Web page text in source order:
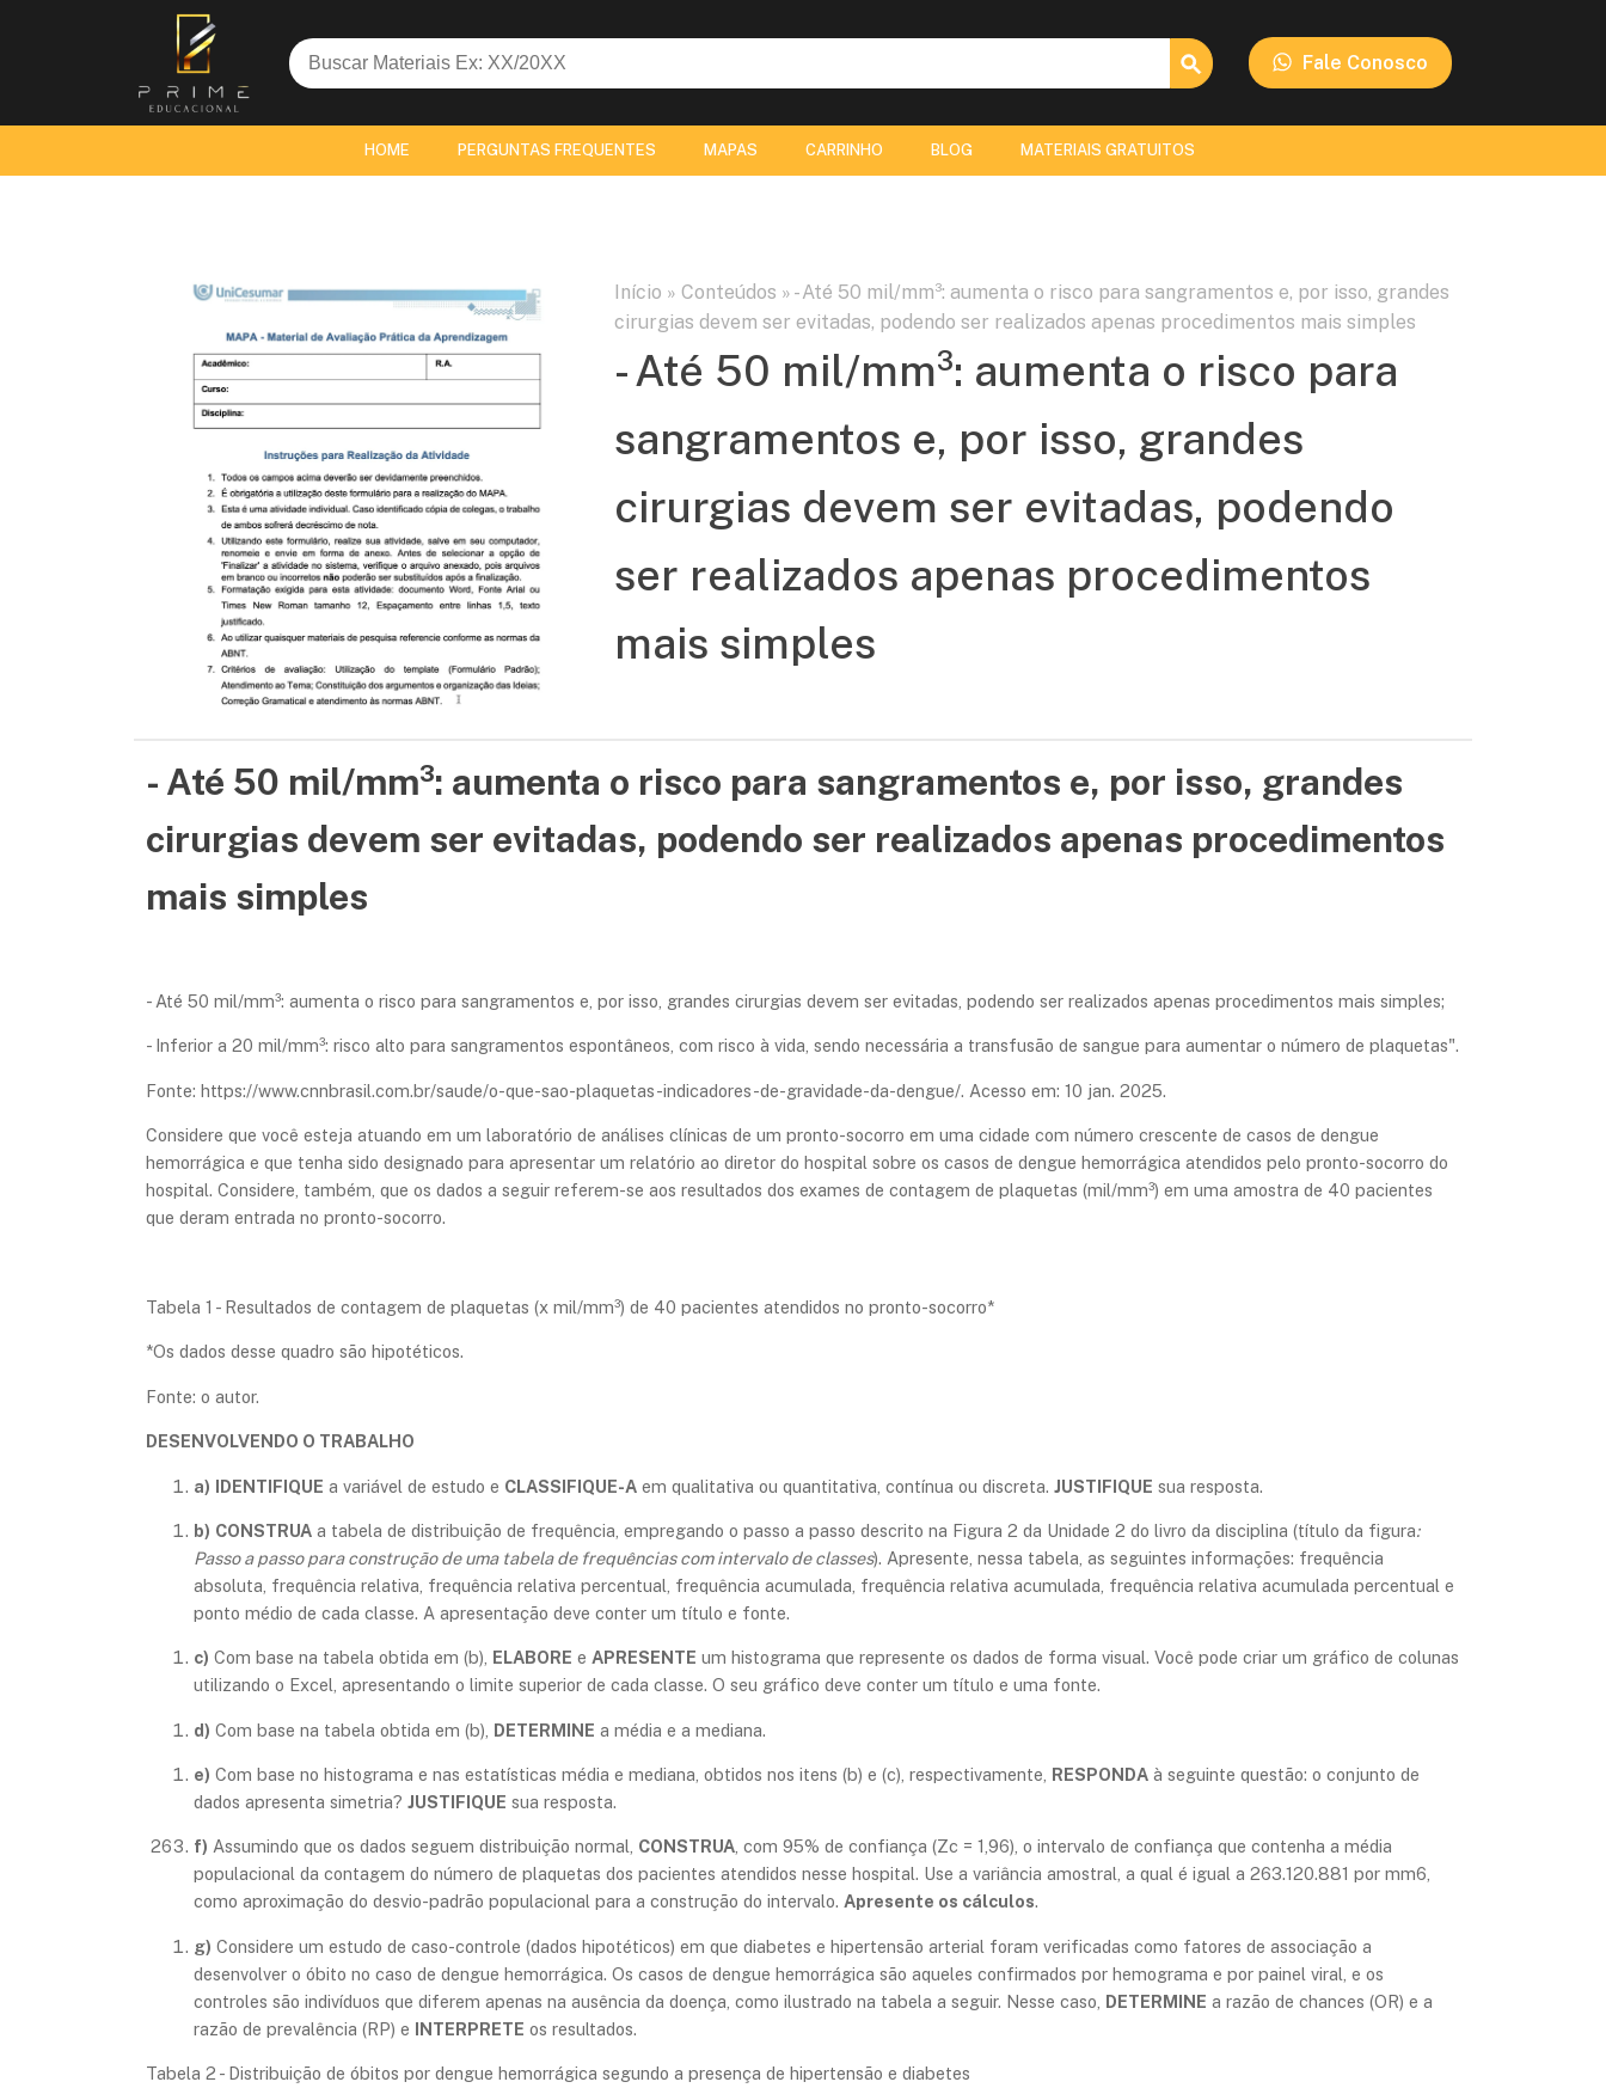
Search
for:
Search Button
Fale Conosco
HOME PERGUNTAS FREQUENTES MAPAS CARRINHO BLOG MATERIAIS GRATUITOS
Início » Conteúdos » - Até 50 mil/mm³: aumenta o risco para sangramentos e, por isso, grandes
cirurgias devem ser evitadas, podendo ser realizados apenas procedimentos mais simples
- Até 50 mil/mm³: aumenta o risco para
sangramentos e, por isso, grandes
cirurgias devem ser evitadas, podendo
ser realizados apenas procedimentos
mais simples
- Até 50 mil/mm³: aumenta o risco para sangramentos e, por isso, grandes
cirurgias devem ser evitadas, podendo ser realizados apenas procedimentos
mais simples
- Até 50 mil/mm³: aumenta o risco para sangramentos e, por isso, grandes cirurgias devem ser evitadas, podendo ser realizados apenas procedimentos mais simples;
- Inferior a 20 mil/mm³: risco alto para sangramentos espontâneos, com risco à vida, sendo necessária a transfusão de sangue para aumentar o número de plaquetas".
Fonte: https://www.cnnbrasil.com.br/saude/o-que-sao-plaquetas-indicadores-de-gravidade-da-dengue/. Acesso em: 10 jan. 2025.
Considere que você esteja atuando em um laboratório de análises clínicas de um pronto-socorro em uma cidade com número crescente de casos de dengue
hemorrágica e que tenha sido designado para apresentar um relatório ao diretor do hospital sobre os casos de dengue hemorrágica atendidos pelo pronto-socorro do
hospital. Considere, também, que os dados a seguir referem-se aos resultados dos exames de contagem de plaquetas (mil/mm³) em uma amostra de 40 pacientes
que deram entrada no pronto-socorro.
Tabela 1 - Resultados de contagem de plaquetas (x mil/mm³) de 40 pacientes atendidos no pronto-socorro*
​*Os dados desse quadro são hipotéticos.
Fonte: o autor.
DESENVOLVENDO O TRABALHO
a) IDENTIFIQUE a variável de estudo e CLASSIFIQUE-A em qualitativa ou quantitativa, contínua ou discreta. JUSTIFIQUE sua resposta.
b) CONSTRUA a tabela de distribuição de frequência, empregando o passo a passo descrito na Figura 2 da Unidade 2 do livro da disciplina (título da figura:
Passo a passo para construção de uma tabela de frequências com intervalo de classes). Apresente, nessa tabela, as seguintes informações: frequência
absoluta, frequência relativa, frequência relativa percentual, frequência acumulada, frequência relativa acumulada, frequência relativa acumulada percentual e
ponto médio de cada classe. A apresentação deve conter um título e fonte.
c) Com base na tabela obtida em (b), ELABORE e APRESENTE um histograma que represente os dados de forma visual. Você pode criar um gráfico de colunas
utilizando o Excel, apresentando o limite superior de cada classe. O seu gráfico deve conter um título e uma fonte.
d) Com base na tabela obtida em (b), DETERMINE a média e a mediana.
e) Com base no histograma e nas estatísticas média e mediana, obtidos nos itens (b) e (c), respectivamente, RESPONDA à seguinte questão: o conjunto de
dados apresenta simetria? JUSTIFIQUE sua resposta.
f) Assumindo que os dados seguem distribuição normal, CONSTRUA, com 95% de confiança (Zc = 1,96), o intervalo de confiança que contenha a média
populacional da contagem do número de plaquetas dos pacientes atendidos nesse hospital. Use a variância amostral, a qual é igual a 263.120.881 por mm6,
como aproximação do desvio-padrão populacional para a construção do intervalo. Apresente os cálculos.
g) Considere um estudo de caso-controle (dados hipotéticos) em que diabetes e hipertensão arterial foram verificadas como fatores de associação a
desenvolver o óbito no caso de dengue hemorrágica. Os casos de dengue hemorrágica são aqueles confirmados por hemograma e por painel viral, e os
controles são indivíduos que diferem apenas na ausência da doença, como ilustrado na tabela a seguir. Nesse caso, DETERMINE a razão de chances (OR) e a
razão de prevalência (RP) e INTERPRETE os resultados.
Tabela 2 - Distribuição de óbitos por dengue hemorrágica segundo a presença de hipertensão e diabetes